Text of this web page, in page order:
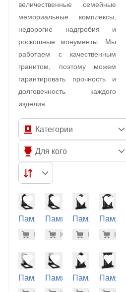
величественные семейные
мемориальные комплексы,
недорогие надгробия и
роскошные монументы. Мы
работаем с качественным
гранитом, поэтому можем
гарантировать прочность и
долговечность каждого
изделия.
Категории
Для кого
Памятник
гранита
-7%
Купить
Памятник
гранита
-7%
Купить
Памятник
гранита
-
Купить
ПамятникПамятникПамятник